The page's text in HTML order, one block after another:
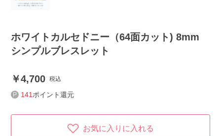
ホワイトカルセドニー（64面カット) 8mm
シンプルブレスレット
4,700 税込
141 ポイント還元
お気に入りに入れる